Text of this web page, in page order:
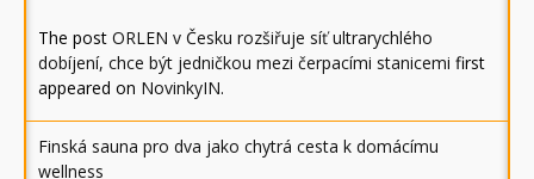
The post ORLEN v Česku rozšiřuje síť ultrarychlého
dobíjení, chce být jedničkou mezi čerpacími stanicemi first
appeared on NovinkyIN.
Finská sauna pro dva jako chytrá cesta k domácímu
wellness